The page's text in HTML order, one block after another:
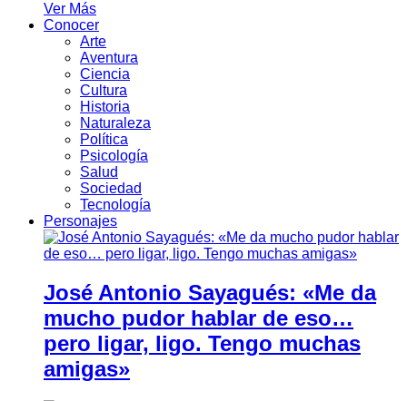
Ver Más
Conocer
Arte
Aventura
Ciencia
Cultura
Historia
Naturaleza
Política
Psicología
Salud
Sociedad
Tecnología
Personajes
José Antonio Sayagués: «Me da
mucho pudor hablar de eso…
pero ligar, ligo. Tengo muchas
amigas»